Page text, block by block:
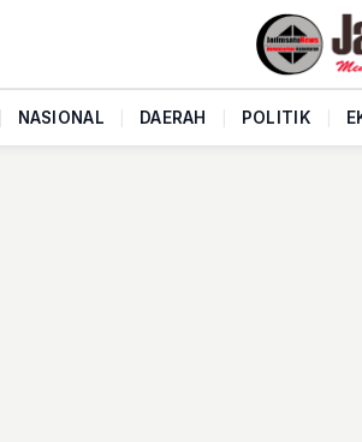
NASIONAL DAERAH POLITIK